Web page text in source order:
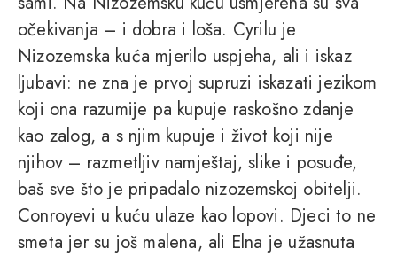
očekivanja – i dobra i loša. Cyrilu je
Nizozemska kuća mjerilo uspjeha, ali i iskaz
ljubavi: ne zna je prvoj supruzi iskazati jezikom
koji ona razumije pa kupuje raskošno zdanje
kao zalog, a s njim kupuje i život koji nije
njihov – razmetljiv namještaj, slike i posuđe,
baš sve što je pripadalo nizozemskoj obitelji.
Conroyevi u kuću ulaze kao lopovi. Djeci to ne
smeta jer su još malena, ali Elna je užasnuta